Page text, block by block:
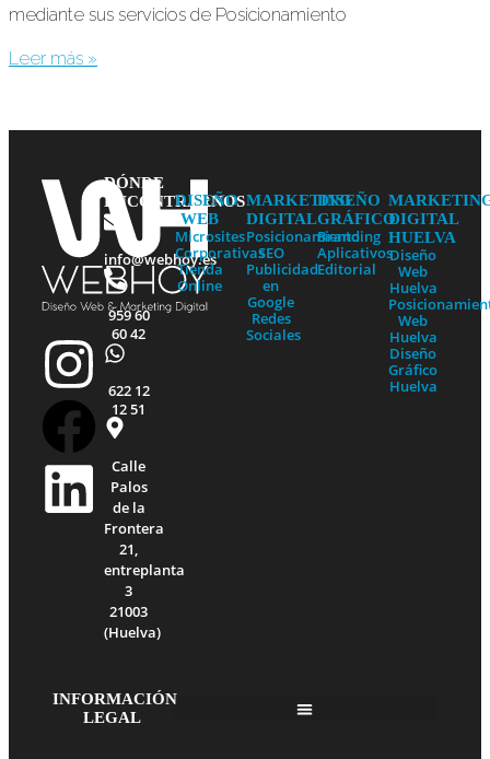
mediante sus servicios de Posicionamiento
Leer más »
I
n
s
t
r
a
F
a
c
e
o
k
L
i
n
k
i
n
DÓNDE
ENCONTRARNOS
info@webhoy.es
959 60
60 42
622 12
12 51
Calle
Palos
de la
Frontera
21,
entreplanta
3
21003
(Huelva)
DISEÑO
WEB
Microsites
Corporativas
Tienda
Online
MARKETING
DIGITAL
Posicionamiento
SEO
Publicidad
en
Google
Redes
Sociales
DISEÑO
GRÁFICO
Branding
Aplicativos
Editorial
DIGITAL
HUELVA
Diseño
Web
Huelva
Web
Huelva
Diseño
Gráfico
Huelva
INFORMACIÓN
LEGAL